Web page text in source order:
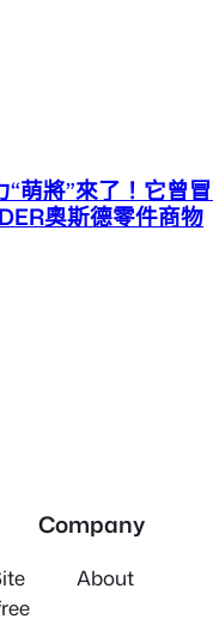
萌將”來了！它曾
奧斯德零件商物
Company
About